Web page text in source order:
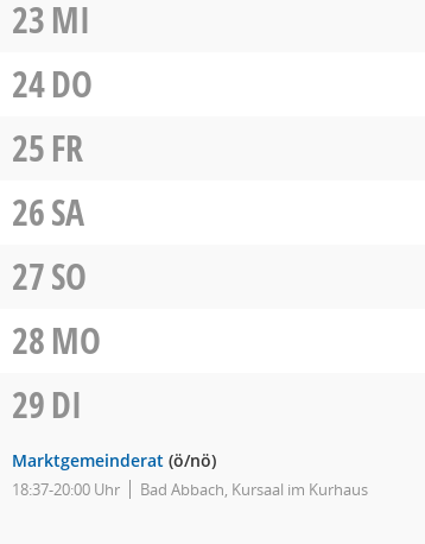
23MI
24DO
25FR
26SA
27SO
28MO
29DI
Marktgemeinderat (ö/nö)
18:37-20:00 Uhr Bad Abbach, Kursaal im Kurhaus